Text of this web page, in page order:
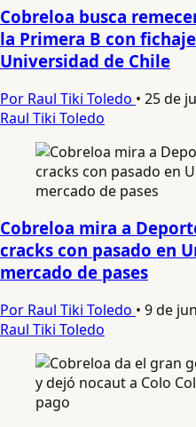
Cobreloa busca
la Primera B con
Universidad de Chile
Por Raul Tiki Toledo • 25 de
Raul Tiki Toledo
Cobreloa mira a
cracks con pasado en
mercado de pases
Por Raul Tiki Toledo • 9 de
Raul Tiki Toledo